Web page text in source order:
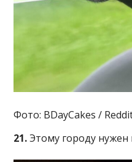
Фото: BDayCakes /
21.Этому городу нужен